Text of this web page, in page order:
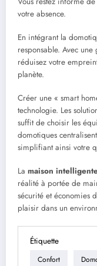
votre absence.
En intégrant la
responsable. Avec
réduisez votre
planète.
Créer une « smart
technologie. Les
suffit de choisir les
domotiques
simplifiant ainsi votre
La maison
réalité à portée de
sécurité et économies
plaisir dans un
Étiquette
Confort